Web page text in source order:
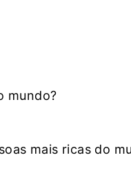
mundo?
mais ricas do